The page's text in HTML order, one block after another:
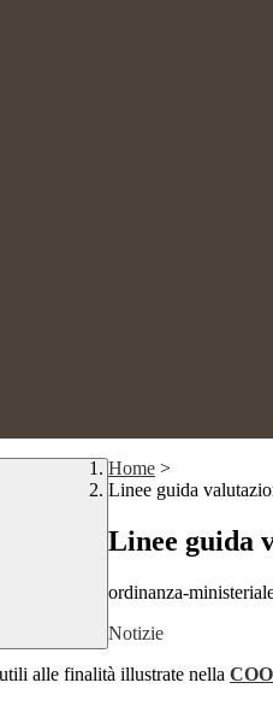
Home >
Linee guida
Linee guida
ordinanza-
Notizie
alle finalità illustrate nella